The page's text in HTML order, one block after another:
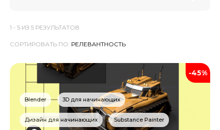
1 - 5 ИЗ 5 РЕЗУЛЬТАТОВ
СОРТИРОВАТЬ ПО:
-45%
Blender 3D для начинающих
Дизайн для начинающих Substance Painter